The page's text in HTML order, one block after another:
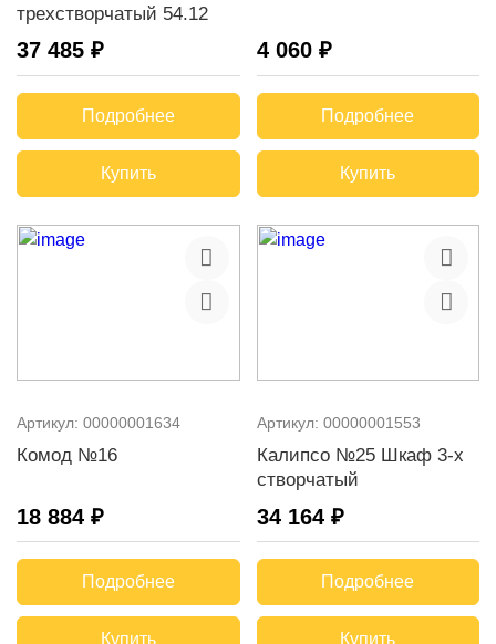
трехстворчатый 54.12
37 485 ₽
Подробнее
Купить
4 060 ₽
Подробнее
Купить
Артикул: 00000001634
Комод №16
18 884 ₽
Подробнее
Купить
Артикул: 00000001553
Калипсо №25 Шкаф 3-х
створчатый
34 164 ₽
Подробнее
Купить